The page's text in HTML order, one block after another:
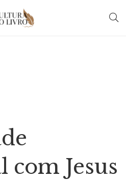
com Jesus